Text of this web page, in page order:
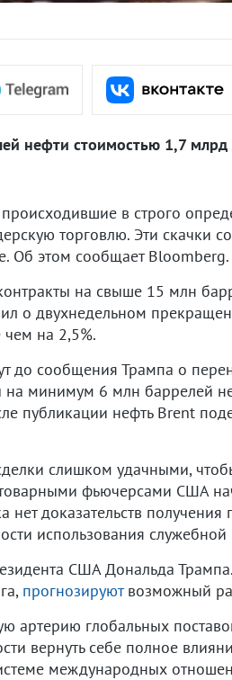
нефти стоимостью 1,7
в строго
торговлю. Эти скачки
Об этом сообщает Bloomberg.
на свыше 15 млн
о двухнедельном
чем на 2,5%.
до сообщения Трампа о
минимум 6 млн баррелей
публикации нефть Brent
слишком удачными,
фьючерсами США
нет доказательств
использования
США Дональда
прогнозируютвозможный
артерию глобальных
вернуть себе полное
международных